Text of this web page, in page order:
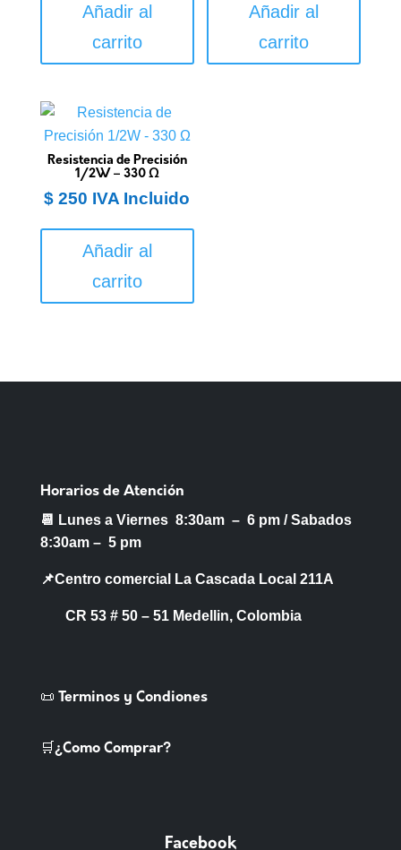
Añadir al
carrito
Añadir al
carrito
Resistencia de Precisión
1/2W – 330 Ω
$ 250 IVA Incluido
Añadir al
carrito
Horarios de Atención
📆 Lunes a Viernes 8:30am – 6 pm /Sabados
8:30am – 5 pm
📌Centro comercial La Cascada Local 211A
CR 53 # 50 – 51 Medellin, Colombia
📜 Terminos y Condiones
🛒¿Como Comprar?
Facebook